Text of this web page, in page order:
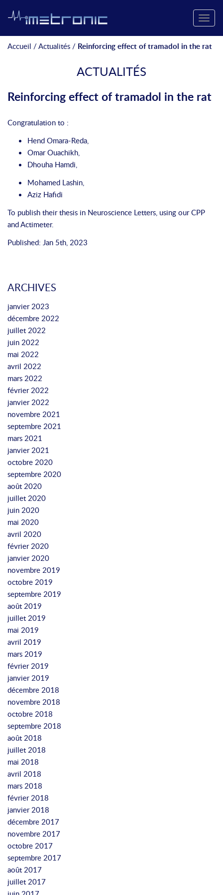
Toggle
Accueil /Actualités / Reinforcing effect of tramadol in the rat
ACTUALITÉS
Reinforcing effect of tramadol in the rat
Congratulation to :
Hend Omara-Reda,
OmarOuachikh,
Dhouha Hamdi,
Mohamed Lashin,
Aziz Hafidi
To publish their thesis in Neuroscience Letters, using ourCPP
andActimeter.
Published: Jan 5th, 2023
ARCHIVES
janvier 2023
décembre 2022
juillet 2022
juin 2022
mai 2022
avril 2022
mars 2022
février 2022
janvier 2022
novembre 2021
septembre 2021
mars 2021
janvier 2021
octobre 2020
septembre 2020
août 2020
juillet 2020
juin 2020
mai 2020
avril 2020
février 2020
janvier 2020
novembre 2019
octobre 2019
septembre 2019
août 2019
juillet 2019
mai 2019
avril 2019
mars 2019
février 2019
janvier 2019
décembre 2018
novembre 2018
octobre 2018
septembre 2018
août 2018
juillet 2018
mai 2018
avril 2018
mars 2018
février 2018
janvier 2018
décembre 2017
novembre 2017
octobre 2017
septembre 2017
août 2017
juillet 2017